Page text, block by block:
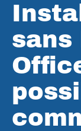
sans